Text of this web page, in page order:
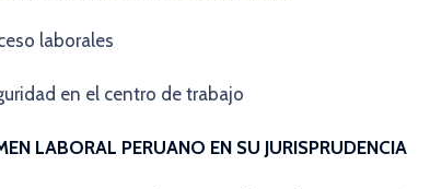
laborales
en el centro de trabajo
LABORAL PERUANO EN SU JURISPRUDENCIA